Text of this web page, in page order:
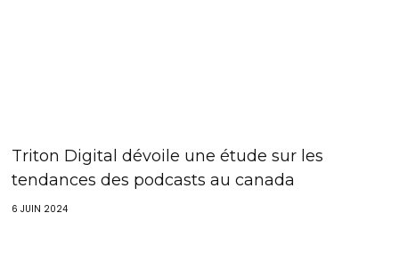
Triton Digital dévoile une étude sur les
tendances des podcasts au canada
6 JUIN 2024